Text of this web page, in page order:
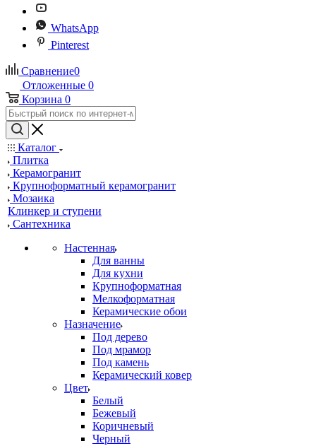
WhatsApp
Pinterest
Сравнение0
Отложенные 0
Корзина 0
Каталог
Плитка
Керамогранит
Крупноформатный керамогранит
Мозаика
Клинкер и ступени
Сантехника
Настенная
Для ванны
Для кухни
Крупноформатная
Мелкоформатная
Керамические обои
Назначение
Под дерево
Под мрамор
Под камень
Керамический ковер
Цвет
Белый
Бежевый
Коричневый
Черный